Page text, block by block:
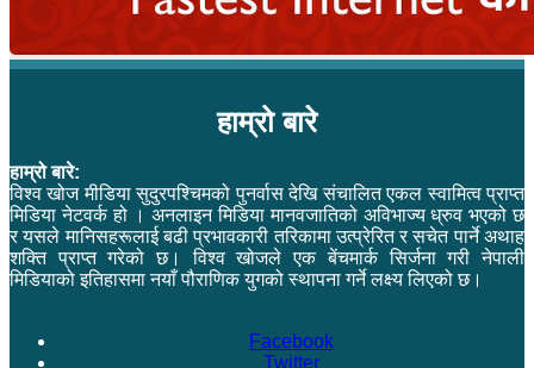
हाम्रो बारे
हाम्रो बारे:
विश्व खोज मीडिया सुदुरपश्चिमको पुनर्वास देखि संचालित एकल स्वामित्व प्राप्त
मिडिया नेटवर्क हो । अनलाइन मिडिया मानवजातिको अविभाज्य ध्रुव भएको छ
र यसले मानिसहरूलाई बढी प्रभावकारी तरिकामा उत्प्रेरित र सचेत पार्ने अथाह
शक्ति प्राप्त गरेको छ। विश्व खोजले एक बेंचमार्क सिर्जना गरी नेपाली
मिडियाको इतिहासमा नयाँ पौराणिक युगको स्थापना गर्ने लक्ष्य लिएको छ।
Facebook
Twitter